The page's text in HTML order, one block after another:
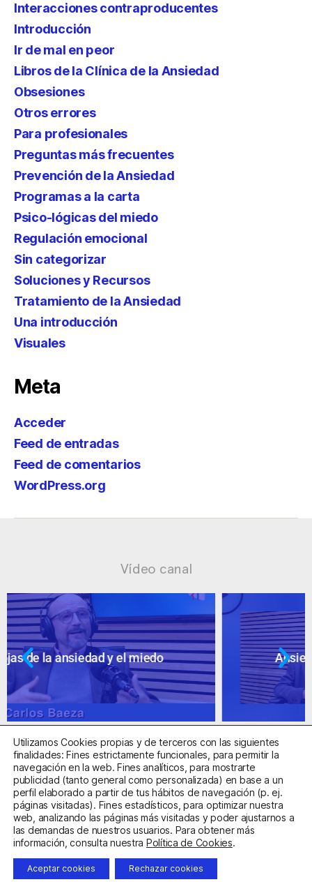
Interacciones contraproducentes
Introducción
Ir de mal en peor
Libros de la Clínica de la Ansiedad
Obsesiones
Otros errores
Para profesionales
Preguntas más frecuentes
Prevención de la Ansiedad
Programas a la carta
Psico-lógicas del miedo
Regulación emocional
Sin categorizar
Soluciones y Recursos
Tratamiento de la Ansiedad
Una introducción
Visuales
Meta
Acceder
Feed de entradas
Feed de comentarios
WordPress.org
Vídeo canal
Ansiedad: supuestos cuestionables
Centro Sanitario Autorizado con el código E08737002
Aviso LegalPolítica de PrivacidadPolítica de Cookies
Clínica de la Ansiedad. Teléfonos:932263020
Utilizamos Cookies propias y de terceros con las siguientes
finalidades: Fines estrictamente funcionales, para permitir la
navegación en la web. Fines analíticos, para mostrarte
publicidad (tanto general como personalizada) en base a un
perfil elaborado a partir de tus hábitos de navegación (p. ej.
páginas visitadas). Fines estadísticos, para optimizar nuestra
web, analizando las páginas más visitadas y poder ajustarnos a
las demandas de nuestros usuarios. Para obtener más
información, consulta nuestra Política de Cookies.
Aceptar cookies Rechazar cookies